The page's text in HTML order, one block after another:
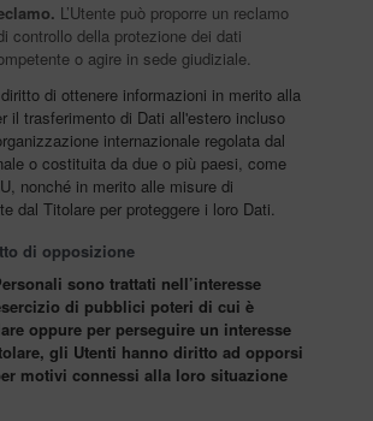
L’Utente può proporre un reclamo
controllo della protezione dei dati
o agire in sede giudiziale.
di ottenere informazioni in merito alla
il trasferimento di Dati all'estero incluso
internazionale regolata dal
o costituita da due o più paesi, come
nonché in merito alle misure di
dal Titolare per proteggere i loro Dati.
di opposizione
sono trattati nell’interesse
di pubblici poteri di cui è
oppure per perseguire un interesse
gli Utenti hanno diritto ad opporsi
motivi connessi alla loro situazione